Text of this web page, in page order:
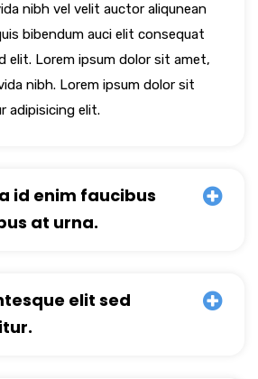
nibh vel velit auctor aliqunean
bibendum auci elit consequat
elit. Lorem ipsum dolor sit amet,
nibh. Lorem ipsum dolor sit
adipisicing elit.
id enim faucibus
at urna.
elit sed